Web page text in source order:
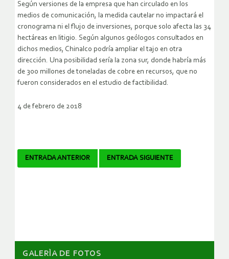
Según versiones de la empresa que han circulado en los
medios de comunicación, la medida cautelar no impactará el
cronograma ni el flujo de inversiones, porque solo afecta las 34
hectáreas en litigio. Según algunos geólogos consultados en
dichos medios, Chinalco podría ampliar el tajo en otra
dirección. Una posibilidad sería la zona sur, donde habría más
de 300 millones de toneladas de cobre en recursos, que no
fueron considerados en el estudio de factibilidad.
4 de febrero de 2018
Navegador
ENTRADA ANTERIOR ENTRADA SIGUIENTE
GALERÌA DE FOTOS